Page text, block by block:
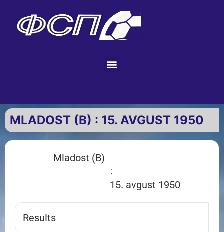
MLADOST (B) : 15. AVGUST 1950
Mladost (B)
:
15. avgust 1950
Results